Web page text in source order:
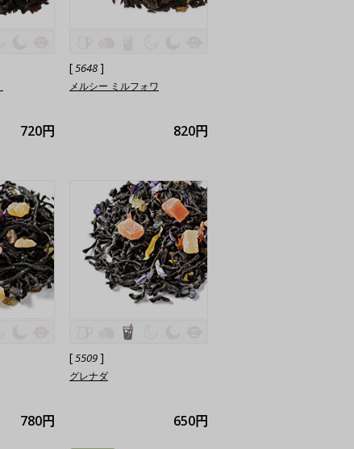
720円
[5648]
メルシー ミルフォワ
820円
780円
[5509]
グレナダ
650円